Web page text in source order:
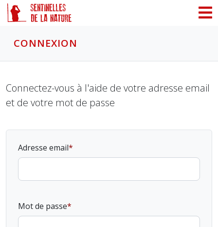
CONNEXION
Connectez-vous à l'aide de votre adresse email
et de votre mot de passe
Adresse email
Mot de passe
Panneau de gestion des cookies